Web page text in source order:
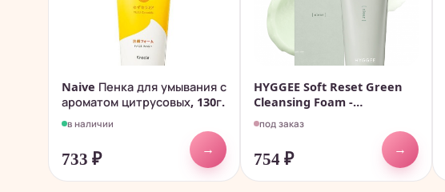
Naive Пенка для умывания с
ароматом цитрусовых, 130г.
в наличии
733 ₽
→
HYGGEE Soft Reset Green
Cleansing Foam -
Веганская...
под заказ
754 ₽
→